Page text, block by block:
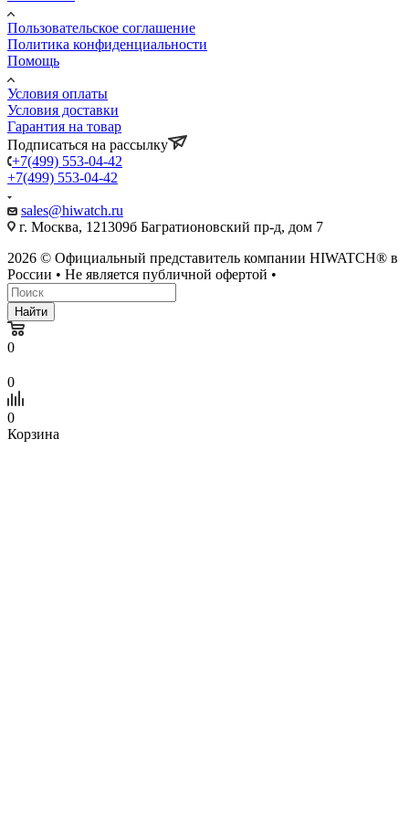
Пользовательское соглашение
Политика конфиденциальности
Помощь
Условия оплаты
Условия доставки
Гарантия на товар
Подписаться на рассылку
+7(499) 553-04-42
+7(499) 553-04-42
sales@hiwatch.ru
г. Москва, 121309б Багратионовский пр-д, дом 7
2026 © Официальный представитель компании HIWATCH® в
России • Не является публичной офертой •
Найти
0
0
0
Корзина